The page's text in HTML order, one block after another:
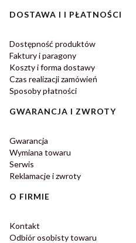
DOSTAWA I I PŁATNOŚCI
Dostępność produktów
Faktury i paragony
Koszty i forma dostawy
Czas realizacji zamówień
Sposoby płatności
GWARANCJA I ZWROTY
Gwarancja
Wymiana towaru
Serwis
Reklamacje i zwroty
O FIRMIE
Kontakt
Odbiór osobisty towaru